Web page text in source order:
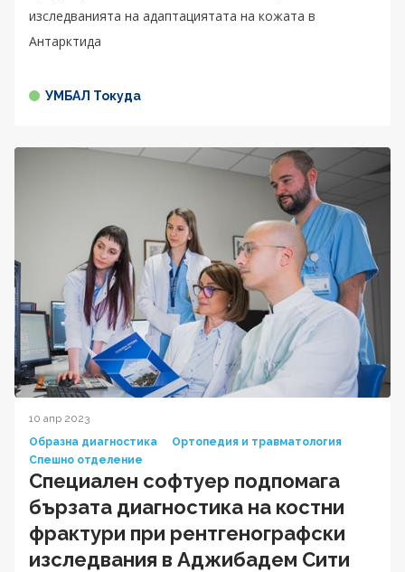
изследванията на адаптациятата на кожата в
Антарктида
УМБАЛ Токуда
10 апр 2023
Образна диагностика
Ортопедия и травматология
Спешно отделение
Специален софтуер подпомага
бързата диагностика на костни
фрактури при рентгенографски
изследвания в Аджибадем Сити